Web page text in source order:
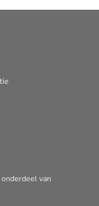
van